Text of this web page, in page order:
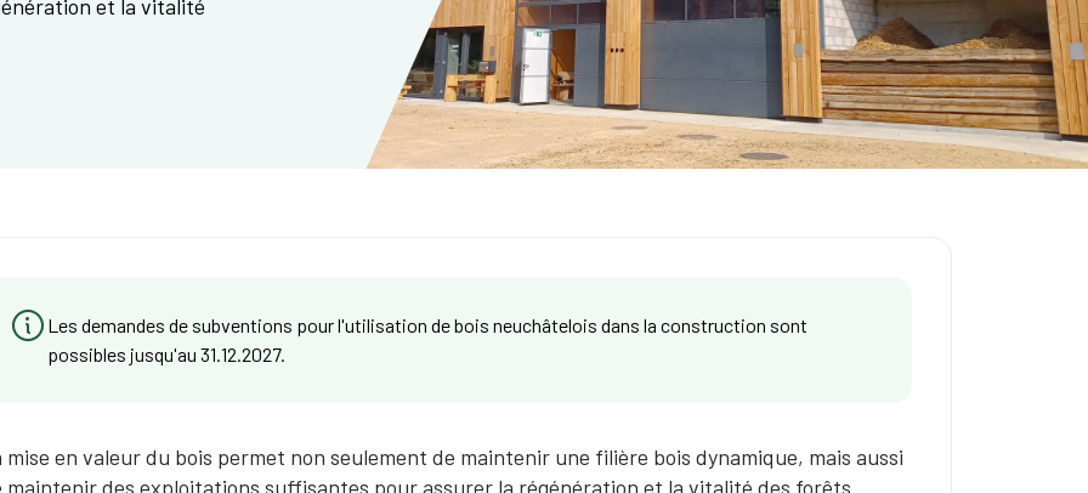
et la vitalité
Les demandes de subventions pour l'utilisation de bois neuchâtelois dans la construction sont
possibles jusqu'au 31.12.2027.
mise en valeur du bois permet non seulement de maintenir une filière bois dynamique, mais aussi
maintenir des exploitations suffisantes pour assurer la régénération et la vitalité des forêts.